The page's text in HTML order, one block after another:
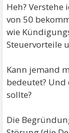
Heh? Verstehe
von 50
wie
Steuervorteile
Kann jemand
bedeutet?
sollte?
Die